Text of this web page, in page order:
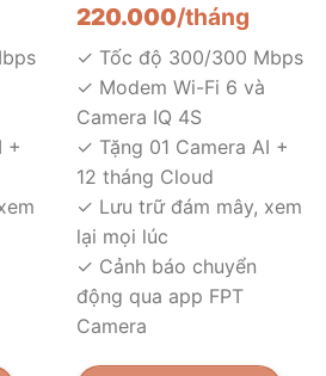
+
220.000/tháng
✓ Tốc độ 300/300 Mbps
✓ Modem Wi-Fi 6 và
Camera IQ 4S
✓ Tặng 01 Camera AI +
12 tháng Cloud
✓ Lưu trữ đám mây, xem
lại mọi lúc
✓ Cảnh báo chuyển
động qua app FPT
Camera